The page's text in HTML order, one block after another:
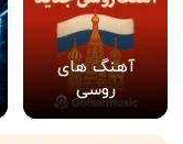
آهنگ های
روسی